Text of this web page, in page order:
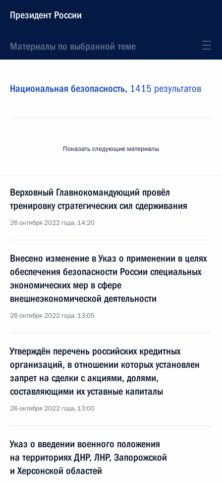
Президент России
Материалы по выбранной теме
Национальная безопасность, 1415 результатов
Показать следующие материалы
Верховный Главнокомандующий провёл
тренировку стратегических сил сдерживания
26 октября 2022 года, 14:20
Внесено изменение в Указ о применении в целях
обеспечения безопасности России специальных
экономических мер в сфере
внешнеэкономической деятельности
26 октября 2022 года, 13:05
Утверждён перечень российских кредитных
организаций, в отношении которых установлен
запрет на сделки с акциями, долями,
составляющими их уставные капиталы
26 октября 2022 года, 13:00
Указ о введении военного положения
на территориях ДНР, ЛНР, Запорожской
и Херсонской областей